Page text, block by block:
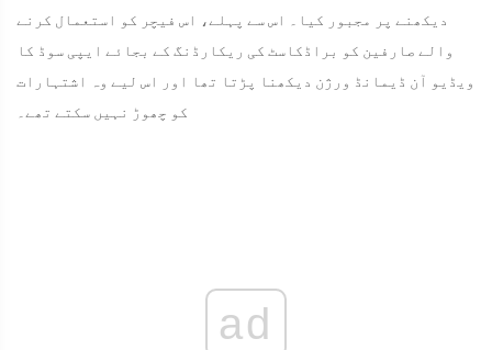
دیکھنے پر مجبور کیا۔ اس سے پہلے، اس فیچر کو استعمال کرنے
والے صارفین کو براڈکاسٹ کی ریکارڈنگ کے بجائے ایپی سوڈ کا
ویڈیو آن ڈیمانڈ ورژن دیکھنا پڑتا تھا اور اس لیے وہ اشتہارات
کو چھوڑ نہیں سکتے تھے۔
ad